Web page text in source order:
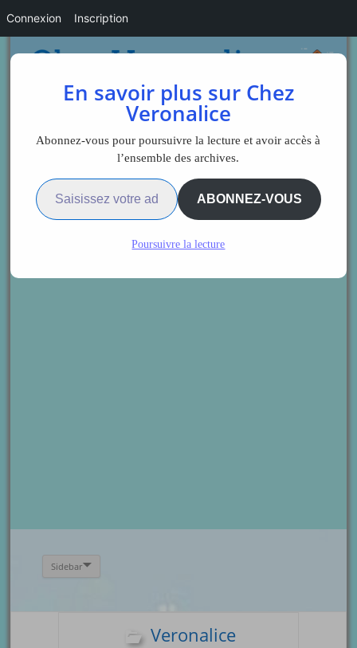
Sidebar
Veronalice
En savoir plus sur Chez
Veronalice
Abonnez-vous pour poursuivre la lecture et avoir accès à
l’ensemble des archives.
Saisissez votre adresse e-mail…
ABONNEZ-VOUS
Poursuivre la lecture
Connexion Inscription